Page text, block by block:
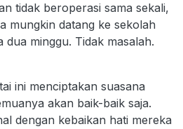
tidak beroperasi sama sekali,
mungkin datang ke sekolah
dua minggu. Tidak masalah.
ini menciptakan suasana
akan baik-baik saja.
dengan kebaikan hati mereka